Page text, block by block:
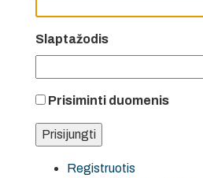
Slaptažodis
Prisiminti duomenis
Registruotis